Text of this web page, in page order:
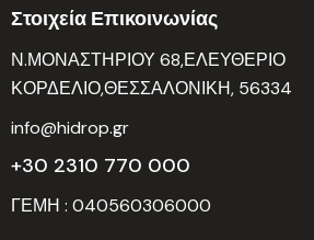
Στοιχεία Επικοινωνίας
Ν.ΜΟΝΑΣΤΗΡΙΟΥ 68,ΕΛΕΥΘΕΡΙΟ
ΚΟΡΔΕΛΙΟ,ΘΕΣΣΑΛΟΝΙΚΗ, 56334
info@hidrop.gr
+30 2310 770 000
ΓΕΜΗ : 040560306000